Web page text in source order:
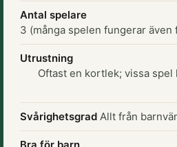
Antal spelare
3 (många spelen fungerar även
Utrustning
Oftast en kortlek; vissa spel
Svårighetsgrad Allt från